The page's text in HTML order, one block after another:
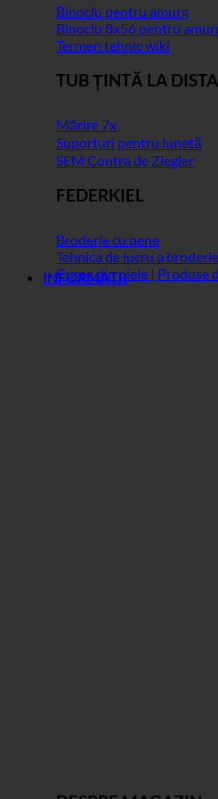
Binoclu pentru amurg
Binoclu 8x56 pentru
Termen tehnic wiki
TUB ȚINTĂ LA
Mărire 7x
Suporturi pentru lunetă
SEM Contra de Ziegler
FEDERKIEL
Broderie cu pene
Tehnica de lucru a
Curea din piele | Produse
INFORMAȚII